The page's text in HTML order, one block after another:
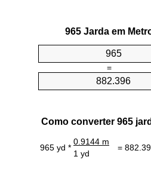
965 Jarda em
=
Como converter 965
965 yd *
0.9144 m
=
1 yd